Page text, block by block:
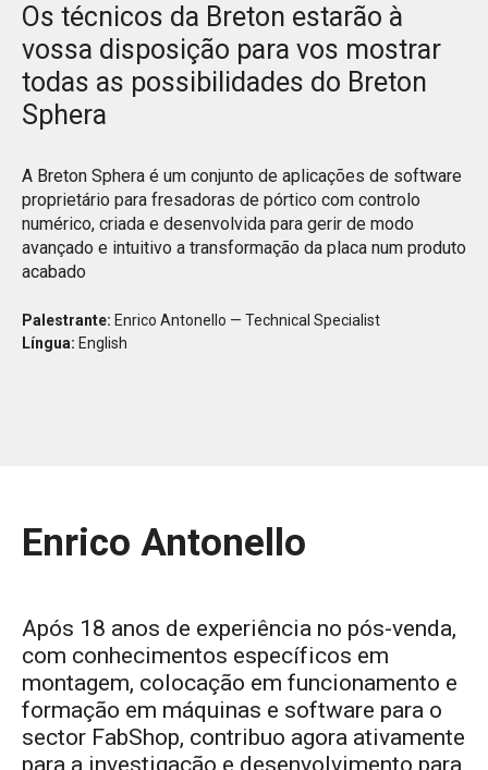
Os técnicos da Breton estarão à
vossa disposição para vos mostrar
todas as possibilidades do Breton
Sphera
A Breton Sphera é um conjunto de aplicações de software
proprietário para fresadoras de pórtico com controlo
numérico, criada e desenvolvida para gerir de modo
avançado e intuitivo a transformação da placa num produto
acabado
Palestrante: Enrico Antonello — Technical Specialist
Língua: English
Enrico Antonello
Após 18 anos de experiência no pós-venda,
com conhecimentos específicos em
montagem, colocação em funcionamento e
formação em máquinas e software para o
sector FabShop, contribuo agora ativamente
para a investigação e desenvolvimento para